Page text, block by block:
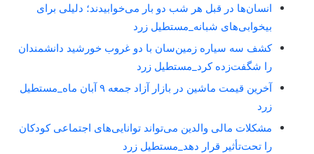
انسان‌ها در قبل هر شب دو بار می‌خوابیدند؛ دلیلی برای
بیخوابی‌های شبانه_مستطیل زرد
کشف سه سیاره زمین‌سان با دو غروب خورشید دانشمندان
را شگفت‌زده کرد_مستطیل زرد
آخرین قیمت ماشین در بازار آزاد جمعه ۹ آبان ماه_مستطیل
زرد
مشکلات مالی والدین می‌تواند توانایی‌های اجتماعی کودکان
را تحت‌تأثیر قرار دهد_مستطیل زرد